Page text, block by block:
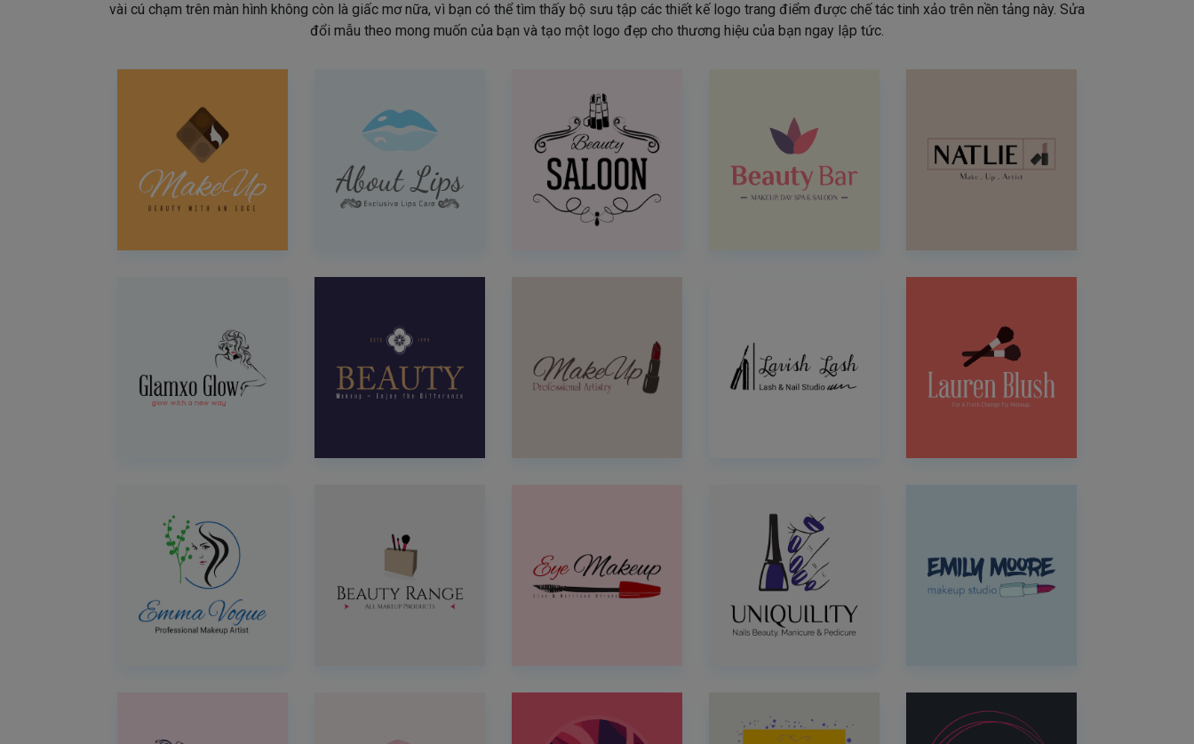
vài cú chạm trên màn hình không còn là giấc mơ nữa, vì bạn có thể tìm thấy bộ sưu tập các thiết kế logo trang điểm được chế tác tinh xảo trên nền tảng này. Sửa
đổi mẫu theo mong muốn của bạn và tạo một logo đẹp cho thương hiệu của bạn ngay lập tức.